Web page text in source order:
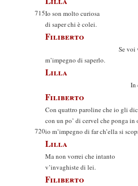
715Io son molto curiosa
di saper chi è colei.
Filiberto
Se voi
m’impegno di saperlo.
Lilla
In che
Filiberto
Con quattro paroline che io gli
con un po’ di cervel che ponga in
720io m’impegno di far ch’ella si
Lilla
Ma non vorrei che intanto
v’invaghiste di lei.
Filiberto